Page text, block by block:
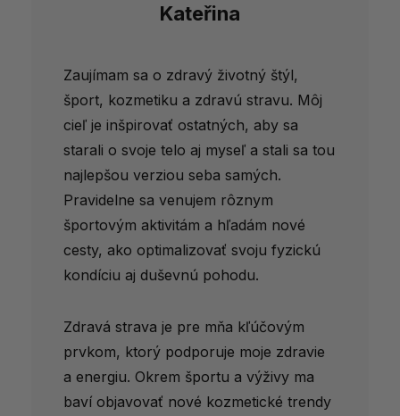
Kateřina
Zaujímam sa o zdravý životný štýl,
šport, kozmetiku a zdravú stravu. Môj
cieľ je inšpirovať ostatných, aby sa
starali o svoje telo aj myseľ a stali sa tou
najlepšou verziou seba samých.
Pravidelne sa venujem rôznym
športovým aktivitám a hľadám nové
cesty, ako optimalizovať svoju fyzickú
kondíciu aj duševnú pohodu.
Zdravá strava je pre mňa kľúčovým
prvkom, ktorý podporuje moje zdravie
a energiu. Okrem športu a výživy ma
baví objavovať nové kozmetické trendy